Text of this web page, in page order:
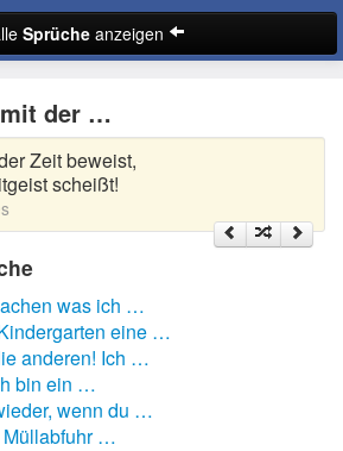
Sprücheanzeigen
der …
Zeit beweist,
scheißt!
was ich …
eine …
anderen! Ich …
bin ein …
wenn du …
Müllabfuhr …